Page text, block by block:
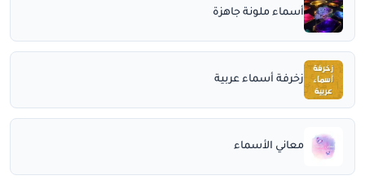
أسماء ملونة جاهزة
زخرفة أسماء عربية
معاني الأسماء